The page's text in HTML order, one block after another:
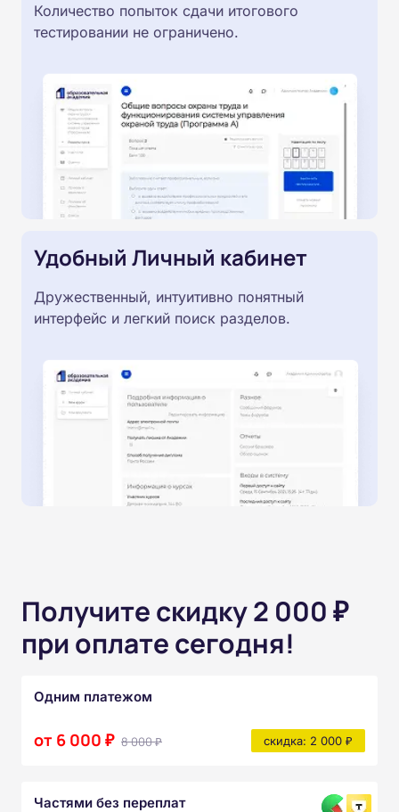
Количество попыток сдачи итогового
тестировании не ограничено.
Удобный Личный кабинет
Дружественный, интуитивно понятный
интерфейс и легкий поиск разделов.
Получите скидку 2 000 ₽
при оплате сегодня!
Одним платежом
от 6 000 ₽ 8 000 ₽ скидка: 2 000 ₽
Частями без переплат